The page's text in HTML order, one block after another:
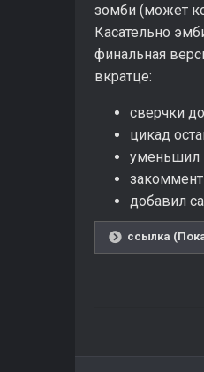
зомби (может
Касательно
финальная
вкратце:
сверчки
цикад
уменьшил
добавил
ссылка